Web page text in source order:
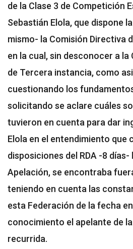
de la Clase 3 de Competición
Sebastián Elola, que dispone
mismo- la Comisión Directiva
en la cual, sin desconocer a la
de Tercera instancia, como
cuestionando los
solicitando se aclare cuáles
tuvieron en cuenta para dar
Elola en el entendimiento que
disposiciones del RDA -8
Apelación, se encontraba
teniendo en cuenta las
esta Federación de la fecha
conocimiento el apelante de
recurrida.